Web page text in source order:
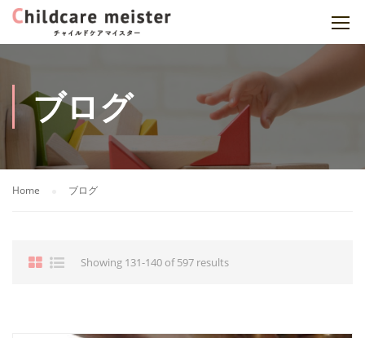
ブログ
Home ブログ
Showing 131-140 of 597 results